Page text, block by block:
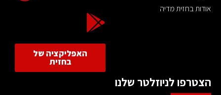
אודות בחזית מדיה
האפליקציה של
בחזית
הצטרפו לניוזלטר שלנו